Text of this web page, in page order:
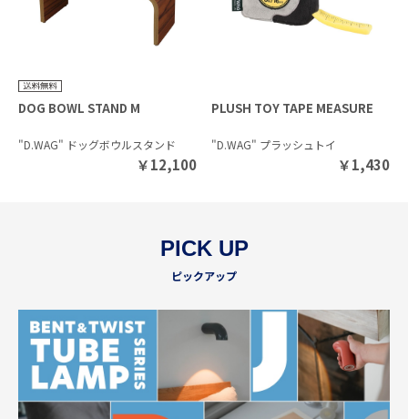
DOG BOWL STAND M
"D.WAG" ドッグボウルスタンド
￥12,100
PLUSH TOY TAPE MEASURE
"D.WAG" プラッシュトイ
￥1,430
PICK UP
ピックアップ